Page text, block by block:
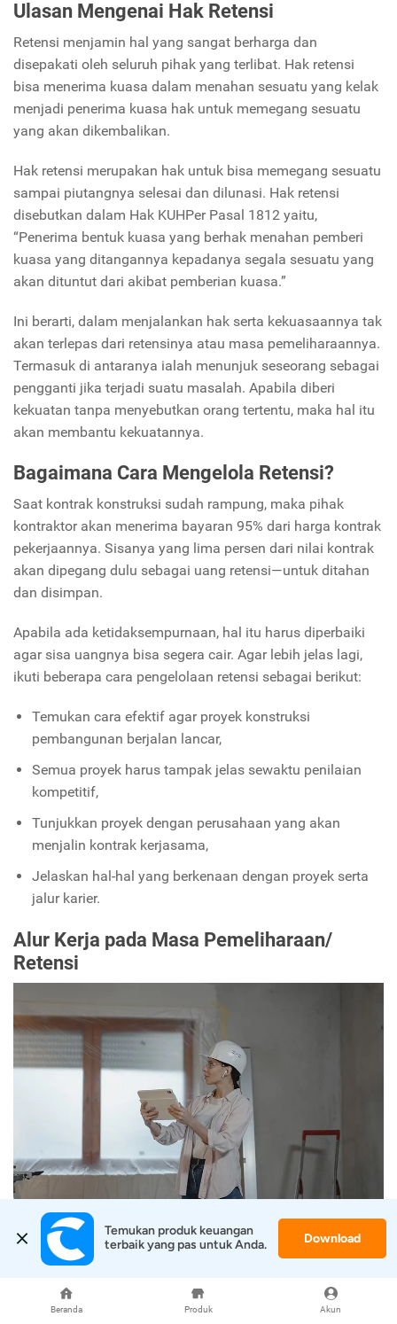
Beranda Produk Akun
Ulasan Mengenai Hak Retensi
Retensi menjamin hal yang sangat berharga dan
disepakati oleh seluruh pihak yang terlibat. Hak retensi
bisa menerima kuasa dalam menahan sesuatu yang kelak
menjadi penerima kuasa hak untuk memegang sesuatu
yang akan dikembalikan.
Hak retensi merupakan hak untuk bisa memegang sesuatu
sampai piutangnya selesai dan dilunasi. Hak retensi
disebutkan dalam Hak KUHPer Pasal 1812 yaitu,
“Penerima bentuk kuasa yang berhak menahan pemberi
kuasa yang ditangannya kepadanya segala sesuatu yang
akan dituntut dari akibat pemberian kuasa.”
Ini berarti, dalam menjalankan hak serta kekuasaannya tak
akan terlepas dari retensinya atau masa pemeliharaannya.
Termasuk di antaranya ialah menunjuk seseorang sebagai
pengganti jika terjadi suatu masalah. Apabila diberi
kekuatan tanpa menyebutkan orang tertentu, maka hal itu
akan membantu kekuatannya.
Bagaimana Cara Mengelola Retensi?
Saat kontrak konstruksi sudah rampung, maka pihak
kontraktor akan menerima bayaran 95% dari harga kontrak
pekerjaannya. Sisanya yang lima persen dari nilai kontrak
akan dipegang dulu sebagai uang retensi—untuk ditahan
dan disimpan.
Apabila ada ketidaksempurnaan, hal itu harus diperbaiki
agar sisa uangnya bisa segera cair. Agar lebih jelas lagi,
ikuti beberapa cara pengelolaan retensi sebagai berikut:
Temukan cara efektif agar proyek konstruksi
pembangunan berjalan lancar,
Semua proyek harus tampak jelas sewaktu penilaian
kompetitif,
Tunjukkan proyek dengan perusahaan yang akan
menjalin kontrak kerjasama,
Jelaskan hal-hal yang berkenaan dengan proyek serta
jalur karier.
Alur Kerja pada Masa Pemeliharaan/
Retensi
Pemeriksaan Bangunan
pekerjaan akan memeriksa setiap hasil kerja yang sudah
rampung. Setelahnya, PPK memberikan pemberitahuan
Temukan produk keuangan
terbaik yang pas untuk Anda.
Download